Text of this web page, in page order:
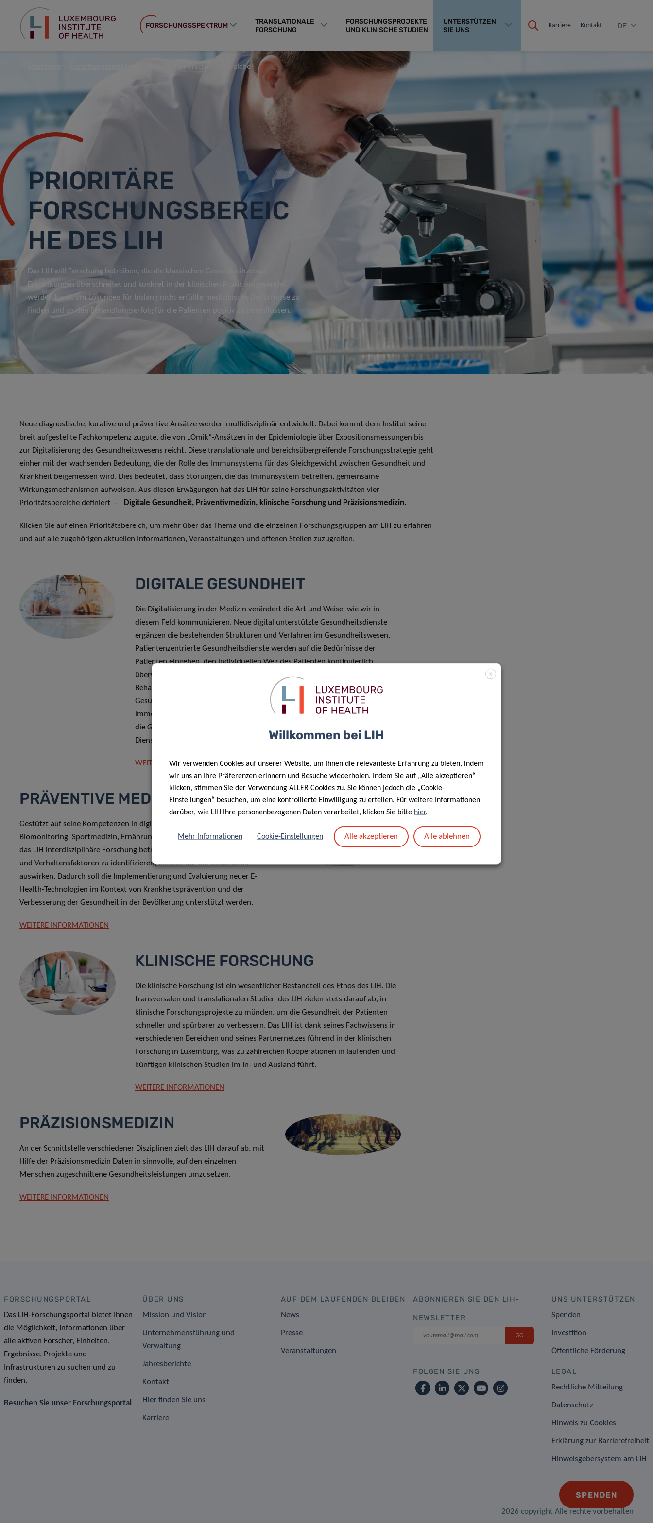
FORSCHUNGSSPEKTRUM
TRANSLATIONALE
FORSCHUNG
FORSCHUNGSPROJEKTE
UND KLINISCHE STUDIEN
UNTERSTÜTZEN
SIE UNS
Karriere Kontakt DE
Prioritäre Forschungsbereiche
PRIORITÄRE
FORSCHUNGSBEREIC
HE DES LIH
Das LIH will Forschung betreiben, die die klassischen Grenzen einzelner
Erkrankungen überschreitet und konkret in der klinischen Praxis angewendet
werden kann, um Lösungen für bislang nicht erfüllte medizinische Bedürfnisse zu
finden und so den Behandlungserfolg für die Patienten positiv zu beeinflussen.
Neue diagnostische, kurative und präventive Ansätze werden multidisziplinär entwickelt. Dabei kommt dem Institut seine
breit aufgestellte Fachkompetenz zugute, die von „Omik“-Ansätzen in der Epidemiologie über Expositionsmessungen bis
zur Digitalisierung des Gesundheitswesens reicht. Diese translationale und bereichsübergreifende Forschungsstrategie geht
einher mit der wachsenden Bedeutung, die der Rolle des Immunsystems für das Gleichgewicht zwischen Gesundheit und
Krankheit beigemessen wird. Dies bedeutet, dass Störungen, die das Immunsystem betreffen, gemeinsame
Wirkungsmechanismen aufweisen. Aus diesen Erwägungen hat das LIH für seine Forschungsaktivitäten vier
Prioritätsbereiche definiert –
Digitale Gesundheit, Präventivmedizin, klinische Forschung und Präzisionsmedizin.
Klicken Sie auf einen Prioritätsbereich, um mehr über das Thema und die einzelnen Forschungsgruppen am LIH zu erfahren
und auf alle zugehörigen aktuellen Informationen, Veranstaltungen und offenen Stellen zuzugreifen.
DIGITALE GESUNDHEIT
Die Digitalisierung in der Medizin verändert die Art und Weise, wie wir in
diesem Feld kommunizieren. Neue digital unterstützte Gesundheitsdienste
ergänzen die bestehenden Strukturen und Verfahren im Gesundheitswesen.
Patientenzentrierte Gesundheitsdienste werden auf die Bedürfnisse der
Patienten eingehen, den individuellen Weg des Patienten kontinuierlich
überwachen und begleiten und die Pflegekräfte bei ihren
Behandlungsentscheidungen unterstützen. In dem Maße, in dem reale
Gesundheitsdaten verfügbar werden, wird ihre Anwendung in der Medizin
immer mehr zur Realität, mit dem Potenzial, die Krankheitslast zu verringern,
die Gesundheitsversorgung zu verbessern und neue Lösungen und
Dienstleistungen zu entwickeln.
WEITERE INFORMATIONEN
PRÄVENTIVE MEDIZIN
Gestützt auf seine Kompetenzen in digitaler Epidemiologie, Human-
Biomonitoring, Sportmedizin, Ernährung und Molekularbiologie möchte
das LIH interdisziplinäre Forschung betreiben, um Umwelt-, Lebensstil-
und Verhaltensfaktoren zu identifizieren, die sich auf die Gesundheit
auswirken. Dadurch soll die Implementierung und Evaluierung neuer E-
Health-Technologien im Kontext von Krankheitsprävention und der
Verbesserung der Gesundheit in der Bevölkerung unterstützt werden.
WEITERE INFORMATIONEN
KLINISCHE FORSCHUNG
Die klinische Forschung ist ein wesentlicher Bestandteil des Ethos des LIH. Die
transversalen und translationalen Studien des LIH zielen stets darauf ab, in
klinische Forschungsprojekte zu münden, um die Gesundheit der Patienten
schneller und spürbarer zu verbessern. Das LIH ist dank seines Fachwissens in
verschiedenen Bereichen und seines Partnernetzes führend in der klinischen
Forschung in Luxemburg, was zu zahlreichen Kooperationen in laufenden und
künftigen klinischen Studien im In- und Ausland führt.
WEITERE INFORMATIONEN
PRÄZISIONSMEDIZIN
An der Schnittstelle verschiedener Disziplinen zielt das LIH darauf ab, mit
Hilfe der Präzisionsmedizin Daten in sinnvolle, auf den einzelnen
Menschen zugeschnittene Gesundheitsleistungen umzusetzen.
WEITERE INFORMATIONEN
FORSCHUNGSPORTAL
Das LIH-Forschungsportal bietet Ihnen
die Möglichkeit, Informationen über
alle aktiven Forscher, Einheiten,
Ergebnisse, Projekte und
Infrastrukturen zu suchen und zu
finden.
Besuchen Sie unser Forschungsportal
ÜBER UNS
Mission und Vision
Unternehmensführung und
Verwaltung
Jahresberichte
Kontakt
Hier finden Sie uns
Karriere
AUF DEM LAUFENDEN BLEIBEN
News
Presse
Veranstaltungen
ABONNIEREN SIE DEN LIH-
NEWSLETTER
FOLGEN SIE UNS
UNS UNTERSTÜTZEN
Spenden
Investition
Öffentliche Förderung
LEGAL
Rechtliche Mitteilung
Datenschutz
Hinweis zu Cookies
Erklärung zur Barrierefreiheit
Hinweisgebersystem am LIH
2026 copyright Alle rechte vorbehalten
SPENDEN
X
Willkommen bei LIH
Wir verwenden Cookies auf unserer Website, um Ihnen die relevanteste Erfahrung zu bieten, indem
wir uns an Ihre Präferenzen erinnern und Besuche wiederholen. Indem Sie auf „Alle akzeptieren“
klicken, stimmen Sie der Verwendung ALLER Cookies zu. Sie können jedoch die „Cookie-
Einstellungen“ besuchen, um eine kontrollierte Einwilligung zu erteilen. Für weitere Informationen
darüber, wie LIH Ihre personenbezogenen Daten verarbeitet, klicken Sie bitte hier.
Mehr Informationen Cookie-Einstellungen Alle akzeptieren Alle ablehnen